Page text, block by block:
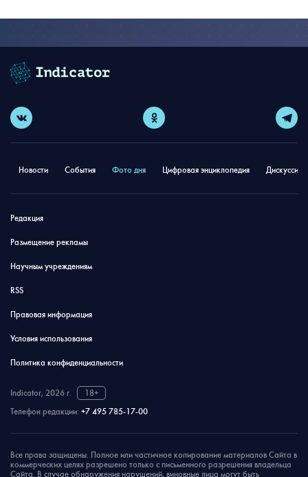
Новости События Фото дня Цифровая энциклопедия
Редакция
Размещение рекламы
Научным учреждениям
RSS
Правовая информация
Условия использования
Политика конфиденциальности
Indicator, 2026 г.
18+
Телефон редакции: +7 495 785-17-00
Все права защищены. Полное или частичное копирование материалов Сайта в
коммерческих целях разрешено только с письменного разрешения владельца
Сайта. В случае обнаружения нарушений, виновные лица могут быть